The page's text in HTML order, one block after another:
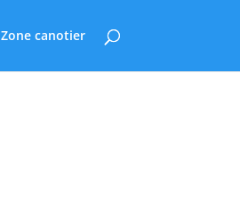
Zone canotier